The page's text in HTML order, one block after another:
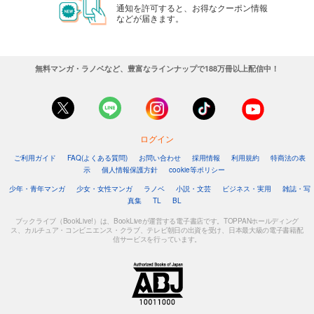
通知を許可すると、お得なクーポン情報
などが届きます。
無料マンガ・ラノベなど、豊富なラインナップで188万冊以上配信中！
ログイン
ご利用ガイド FAQ(よくある質問) お問い合わせ 採用情報 利用規約
特商法の表
示
個人情報保護方針
cookie等ポリシー
少年・青年マンガ
少女・女性マンガ ラノベ 小説・文芸 ビジネス・実用
雑誌・写
真集
TL BL
ブックライブ（BookLive!）は、BookLiveが運営する電子書店です。TOPPANホールディング
ス、カルチュア・コンビニエンス・クラブ、テレビ朝日の出資を受け、日本最大級の電子書籍配
信サービスを行っています。